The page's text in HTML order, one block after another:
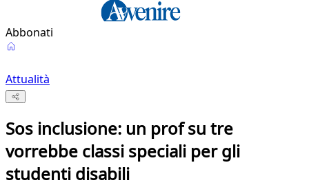
Abbonati
Attualità
Sos inclusione: un prof su tre
vorrebbe classi speciali per gli
studenti disabili